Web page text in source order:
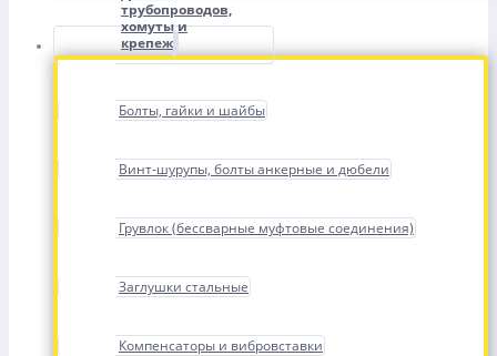
трубопроводов,
хомуты и
крепеж
Болты, гайки и шайбы
Винт-шурупы, болты анкерные и дюбели
Грувлок (бессварные муфтовые соединения)
Заглушки стальные
Компенсаторы и вибровставки